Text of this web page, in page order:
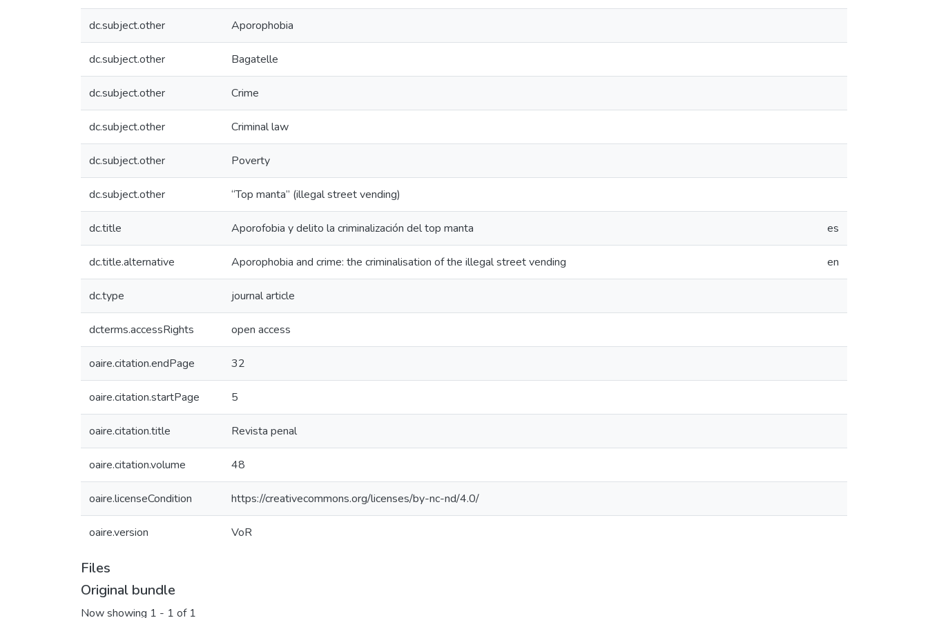
dc.subject.other Aporophobia
dc.subject.other Bagatelle
dc.subject.other Crime
dc.subject.other Criminal law
dc.subject.other Poverty
dc.subject.other “Top manta” (illegal street vending)
dc.title Aporofobia y delito la criminalización del top manta es
dc.title.alternative Aporophobia and crime: the criminalisation of the illegal street vending en
dc.type journal article
dcterms.accessRights open access
oaire.citation.endPage 32
oaire.citation.startPage 5
oaire.citation.title Revista penal
oaire.citation.volume 48
oaire.licenseCondition https://creativecommons.org/licenses/by-nc-nd/4.0/
oaire.version VoR
Files
Original bundle
Now showing 1 - 1 of 1